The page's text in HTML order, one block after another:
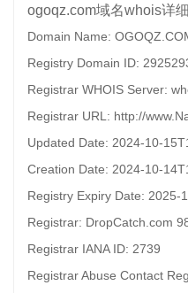
ogoqz.com域名whois详
Domain Name:
Registry Domain ID:
Registrar WHOIS Server:
Registrar URL: http://
Updated Date: 2024-10-
Creation Date: 2024-10-
Registry Expiry Date: 2025-
Registrar: DropCatch.com
Registrar IANA ID: 2739
Registrar Abuse Contact